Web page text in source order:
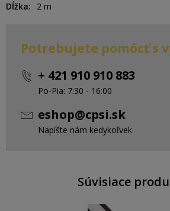
Dĺžka
2 m
Potrebujete pomôcť s
+ 421 910 910 883
Po-Pia: 7:30 - 16:00
eshop@cpsi.sk
Napíšte nám kedykoľvek
Súvisiace